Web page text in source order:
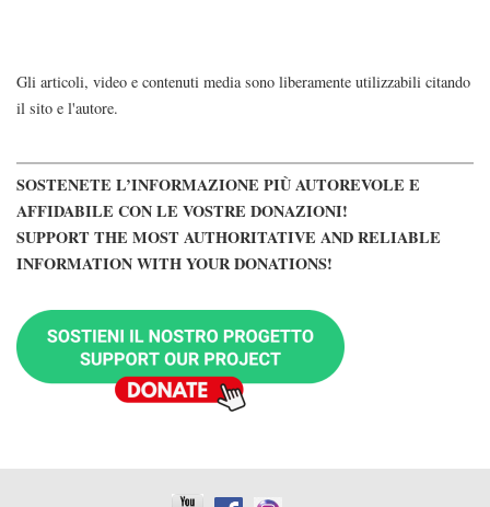
Gli articoli, video e contenuti media sono liberamente utilizzabili citando
il sito e l'autore.
SOSTENETE L’INFORMAZIONE PIÙ AUTOREVOLE E
AFFIDABILE CON LE VOSTRE DONAZIONI!
SUPPORT THE MOST AUTHORITATIVE AND RELIABLE
INFORMATION WITH YOUR DONATIONS!